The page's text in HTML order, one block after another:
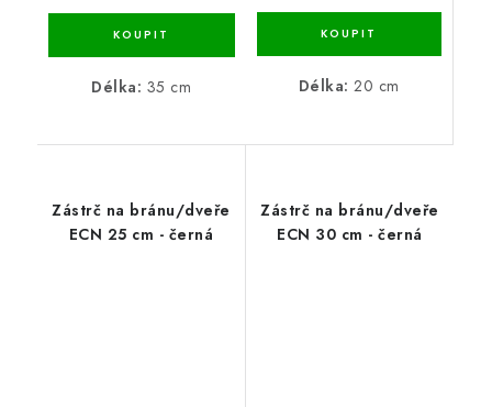
Délka: 35 cm Délka: 20 cm
Zástrč na bránu/dveře
ECN 25 cm - černá
Zástrč na bránu/dveře
ECN 30 cm - černá